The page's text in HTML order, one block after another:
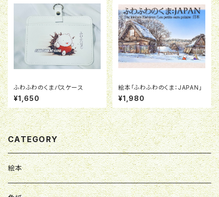
ふわふわのくまパスケース
¥1,650
絵本「ふわふわのくま：JAPAN」
¥1,980
CATEGORY
絵本